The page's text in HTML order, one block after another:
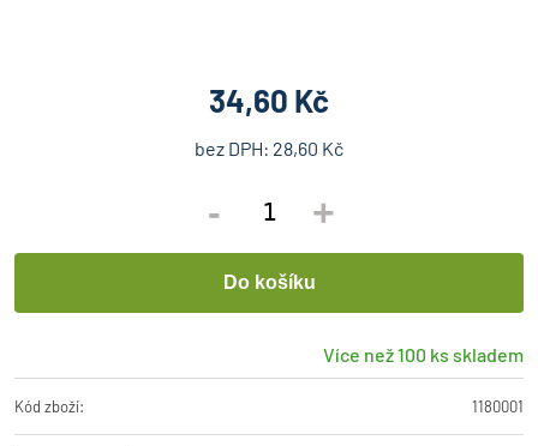
34,60 Kč
bez DPH: 28,60 Kč
- +
Více než 100 ks skladem
Kód zboží: 1180001